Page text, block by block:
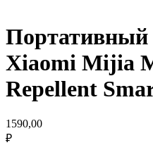
Портативный
Xiaomi Mijia
Repellent
1590,00
₽